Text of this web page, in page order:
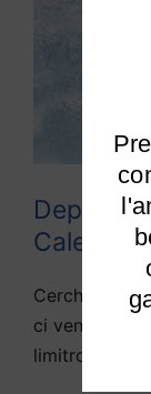
Cerchiamo
ci vengono
limitrofi: